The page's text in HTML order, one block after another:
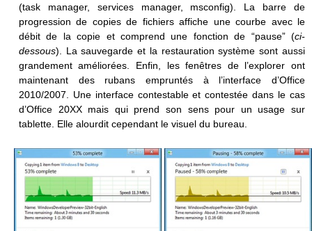
(task manager, services manager, msconfig). La barre de
progression de copies de fichiers affiche une courbe avec le
débit de la copie et comprend une fonction de “pause” (ci-
dessous). La sauvegarde et la restauration système sont aussi
grandement améliorées. Enfin, les fenêtres de l’explorer ont
maintenant des rubans empruntés à l’interface d’Office
2010/2007. Une interface contestable et contestée dans le cas
d’Office 20XX mais qui prend son sens pour un usage sur
tablette. Elle alourdit cependant le visuel du bureau.